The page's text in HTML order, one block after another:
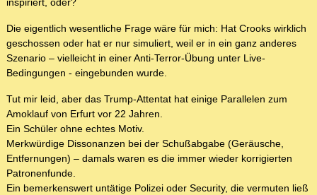
inspiriert, oder?
Die eigentlich wesentliche Frage wäre für mich: Hat Crooks wirklich
geschossen oder hat er nur simuliert, weil er in ein ganz anderes
Szenario – vielleicht in einer Anti-Terror-Übung unter Live-
Bedingungen - eingebunden wurde.
Tut mir leid, aber das Trump-Attentat hat einige Parallelen zum
Amoklauf von Erfurt vor 22 Jahren.
Ein Schüler ohne echtes Motiv.
Merkwürdige Dissonanzen bei der Schußabgabe (Geräusche,
Entfernungen) – damals waren es die immer wieder korrigierten
Patronenfunde.
Ein bemerkenswert untätige Polizei oder Security, die vermuten ließ